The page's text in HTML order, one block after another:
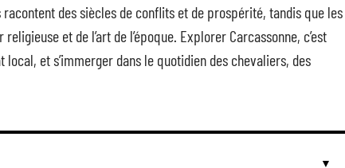
des siècles de conflits et de prospérité, tandis que les
et de l’art de l’époque. Explorer Carcassonne, c’est
et s’immerger dans le quotidien des chevaliers, des